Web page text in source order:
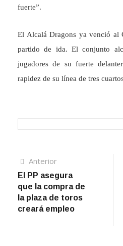
fuerte”.
El Alcalá Dragons ya venció al
partido de ida. El conjunto
jugadores de su fuerte
rapidez de su línea de tres
Navegación
de
entradas
AnteriorArtículo
anterior
El PP asegura
que la compra de
la plaza de toros
creará empleo